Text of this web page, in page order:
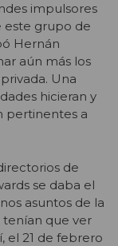
impulsores
este grupo de
Hernán
aún más los
Una
hicieran y
pertinentes a
de
se daba el
asuntos de la
tenían que ver
el 21 de febrero